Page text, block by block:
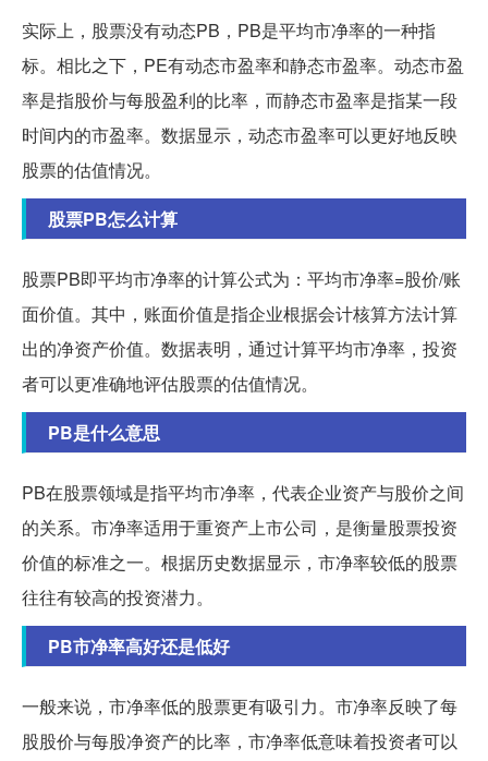
实际上，股票没有动态PB，PB是平均市净率的一种指
标。相比之下，PE有动态市盈率和静态市盈率。动态市盈
率是指股价与每股盈利的比率，而静态市盈率是指某一段
时间内的市盈率。数据显示，动态市盈率可以更好地反映
股票的估值情况。
股票PB怎么计算
股票PB即平均市净率的计算公式为：平均市净率=股价/账
面价值。其中，账面价值是指企业根据会计核算方法计算
出的净资产价值。数据表明，通过计算平均市净率，投资
者可以更准确地评估股票的估值情况。
PB是什么意思
PB在股票领域是指平均市净率，代表企业资产与股价之间
的关系。市净率适用于重资产上市公司，是衡量股票投资
价值的标准之一。根据历史数据显示，市净率较低的股票
往往有较高的投资潜力。
PB市净率高好还是低好
一般来说，市净率低的股票更有吸引力。市净率反映了每
股股价与每股净资产的比率，市净率低意味着投资者可以